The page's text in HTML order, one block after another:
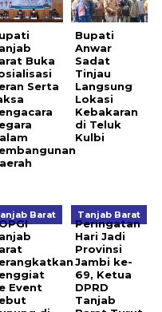
Buka
Serta
Bupati
Anwar
Sadat
Tinjau
Langsung
Lokasi
Kebakaran
di Teluk
Kulbi
Barat
Event
Tanjab Barat
Peringatan
Hari Jadi
Provinsi
Jambi ke-
69, Ketua
DPRD
Tanjab